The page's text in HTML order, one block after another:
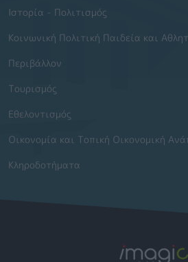
Ιστορία - Πολιτισμός
Κοινωνική Πολιτική Παιδεία και
Περιβάλλον
Τουρισμός
Εθελοντισμός
Οικονομία και Τοπική Οικονομική
Κληροδοτήματα